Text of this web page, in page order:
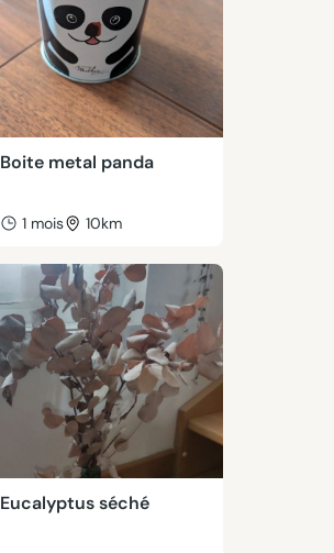
Boite metal panda
1 mois 10km
Eucalyptus séché